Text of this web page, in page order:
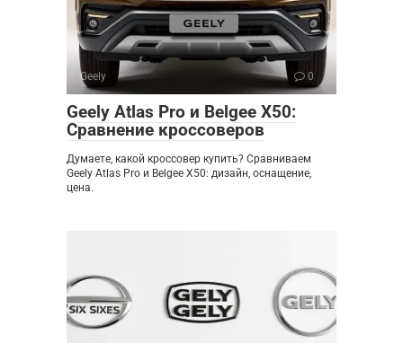
Geely 0
Geely Atlas Pro и Belgee X50:
Сравнение кроссоверов
Думаете, какой кроссовер купить? Сравниваем
Geely Atlas Pro и Belgee X50: дизайн, оснащение,
цена.